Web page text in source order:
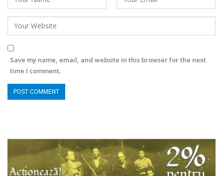
Save my name, email, and website in this browser for the next
time I comment.